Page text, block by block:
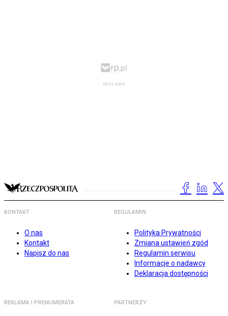
KONTAKT
O nas
Kontakt
Napisz do nas
REGULAMIN
Polityka Prywatności
Zmiana ustawień zgód
Regulamin serwisu
Informacje o nadawcy
Deklaracja dostępności
REKLAMA I PRENUMERATA PARTNERZY